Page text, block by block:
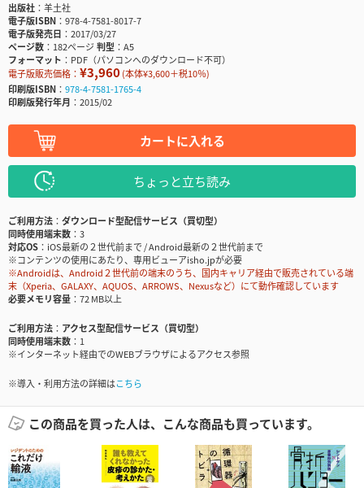
出版社
羊土社
電子版ISBN
978-4-7581-8017-7
電子版発売日
2017/03/27
ページ数
182ページ判型
A5
フォーマット
PDF（パソコンへのダウンロード不可）
電子版販売価格： ¥3,960(本体¥3,600＋税10％)
印刷版ISBN
978-4-7581-1765-4
印刷版発行年月
2015/02
カートに入れる
ちょっと立ち読み
ご利用方法
ダウンロード型配信サービス（買切型）
同時使用端末数
3
対応OS
iOS最新の２世代前まで / Android最新の２世代前まで
※コンテンツの使用にあたり、専用ビューアisho.jpが必要
※Androidは、Android２世代前の端末のうち、国内キャリア経由で販売されている端
末（Xperia、GALAXY、AQUOS、ARROWS、Nexusなど）にて動作確認しています
必要メモリ容量
72 MB以上
ご利用方法
アクセス型配信サービス（買切型）
同時使用端末数
1
※インターネット経由でのWEBブラウザによるアクセス参照
※導入・利用方法の詳細はこちら
この商品を買った人は、こんな商品も買っています。